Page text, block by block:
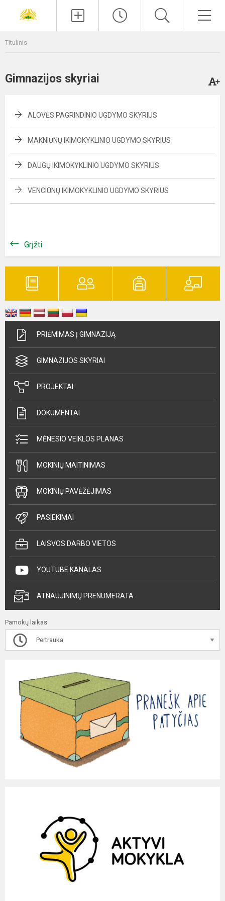
Titulinis
Gimnazijos skyriai
ALOVĖS PAGRINDINIO UGDYMO SKYRIUS
MAKNIŪNŲ IKIMOKYKLINIO UGDYMO SKYRIUS
DAUGŲ IKIMOKYKLINIO UGDYMO SKYRIUS
VENCIŪNŲ IKIMOKYKLINIO UGDYMO SKYRIUS
Grįžti
PRIĖMIMAS Į GIMNAZIJĄ
GIMNAZIJOS SKYRIAI
PROJEKTAI
DOKUMENTAI
MĖNESIO VEIKLOS PLANAS
MOKINIŲ MAITINIMAS
MOKINIŲ PAVĖŽĖJIMAS
PASIEKIMAI
LAISVOS DARBO VIETOS
YOUTUBE KANALAS
ATNAUJINIMŲ PRENUMERATA
Pamokų laikas
Pertrauka